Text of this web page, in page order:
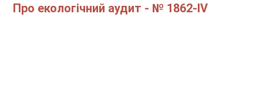
Про екологічний аудит - № 1862-IV